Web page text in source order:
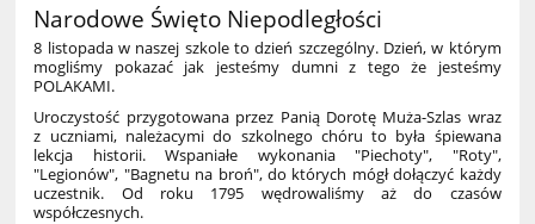
Narodowe Święto Niepodległości
8 listopada w naszej szkole to dzień szczególny. Dzień, w którym
mogliśmy pokazać jak jesteśmy dumni z tego że jesteśmy
POLAKAMI.
Uroczystość przygotowana przez Panią Dorotę Muża-Szlas wraz
z uczniami, należacymi do szkolnego chóru to była śpiewana
lekcja historii. Wspaniałe wykonania "Piechoty", "Roty",
"Legionów", "Bagnetu na broń", do których mógł dołączyć każdy
uczestnik. Od roku 1795 wędrowaliśmy aż do czasów
współczesnych.